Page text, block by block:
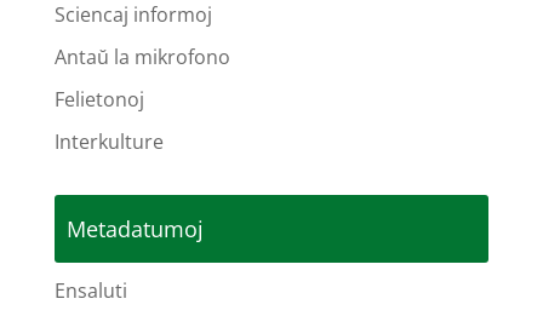
Sciencaj informoj
Antaŭ la mikrofono
Felietonoj
Interkulture
Metadatumoj
Ensaluti